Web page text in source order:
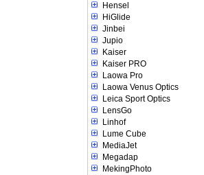
Hensel
HiGlide
Jinbei
Jupio
Kaiser
Kaiser PRO
Laowa Pro
Laowa Venus Optics
Leica Sport Optics
LensGo
Linhof
Lume Cube
MediaJet
Megadap
MekingPhoto